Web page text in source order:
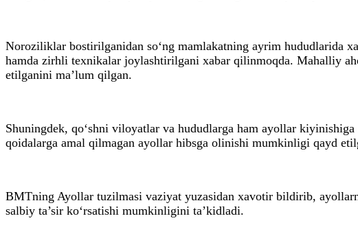
Noroziliklar bostirilganidan so‘ng mamlakatning ayrim hududlarida
hamda zirhli texnikalar joylashtirilgani xabar qilinmoqda. Mahalliy
etilganini ma’lum qilgan.
Shuningdek, qo‘shni viloyatlar va hududlarga ham ayollar
qoidalarga amal qilmagan ayollar hibsga olinishi mumkinligi qayd
BMTning Ayollar tuzilmasi vaziyat yuzasidan xavotir bildirib,
salbiy ta’sir ko‘rsatishi mumkinligini ta’kidladi.